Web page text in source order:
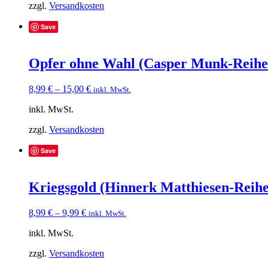
zzgl. Versandkosten
Save
Opfer ohne Wahl (Casper Munk-
8,99 € – 15,00 € inkl. MwSt.
inkl. MwSt.
zzgl. Versandkosten
Save
Kriegsgold (Hinnerk Matthiesen-
8,99 € – 9,99 € inkl. MwSt.
inkl. MwSt.
zzgl. Versandkosten